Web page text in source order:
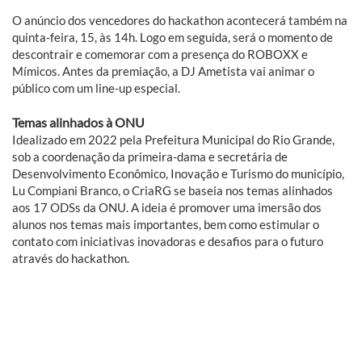
O anúncio dos vencedores do hackathon acontecerá também na
quinta-feira, 15, às 14h. Logo em seguida, será o momento de
descontrair e comemorar com a presença do ROBOXX e
Mímicos. Antes da premiação, a DJ Ametista vai animar o
público com um line-up especial.
Temas alinhados à ONU
Idealizado em 2022 pela Prefeitura Municipal do Rio Grande,
sob a coordenação da primeira-dama e secretária de
Desenvolvimento Econômico, Inovação e Turismo do município,
Lu Compiani Branco, o CriaRG se baseia nos temas alinhados
aos 17 ODSs da ONU. A ideia é promover uma imersão dos
alunos nos temas mais importantes, bem como estimular o
contato com iniciativas inovadoras e desafios para o futuro
através do hackathon.